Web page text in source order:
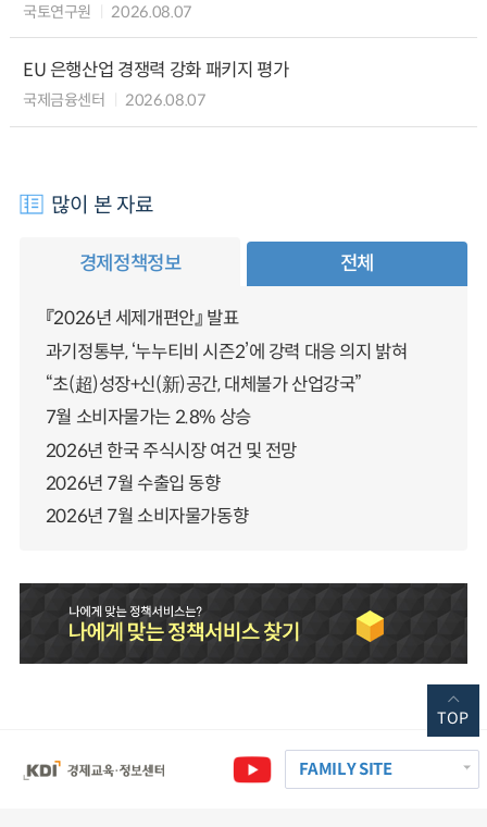
국토연구원 2026.08.07
EU 은행산업 경쟁력 강화 패키지 평가
국제금융센터 2026.08.07
많이 본 자료
경제정책정보 전체
『2026년 세제개편안』 발표
과기정통부, ‘누누티비 시즌2’에 강력 대응 의지 밝혀
“초(超)성장+신(新)공간, 대체불가 산업강국”
7월 소비자물가는 2.8% 상승
2026년 한국 주식시장 여건 및 전망
2026년 7월 수출입 동향
2026년 7월 소비자물가동향
FAMILY SITE
TOP